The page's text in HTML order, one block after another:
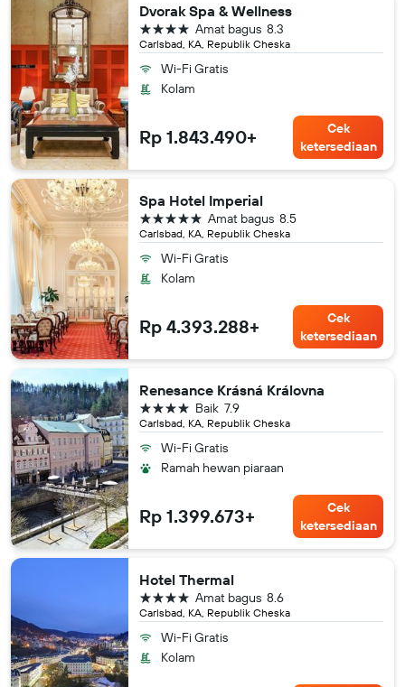
Dvorak Spa & Wellness
Carlsbad, KA, Republik Cheska
8.3
Amat bagus
bintang 4
Wi-Fi Gratis
Kolam
Rp 1.843.490+
Cek
ketersediaan
Spa Hotel Imperial
Carlsbad, KA, Republik Cheska
8.5
Amat bagus
bintang 5
Wi-Fi Gratis
Kolam
Rp 4.393.288+
Cek
ketersediaan
Renesance Krásná Královna
Carlsbad, KA, Republik Cheska
7.9
Baik
bintang 4
Wi-Fi Gratis
Ramah hewan piaraan
Rp 1.399.673+
Cek
ketersediaan
Hotel Thermal
Carlsbad, KA, Republik Cheska
8.6
Amat bagus
bintang 4
Wi-Fi Gratis
Kolam